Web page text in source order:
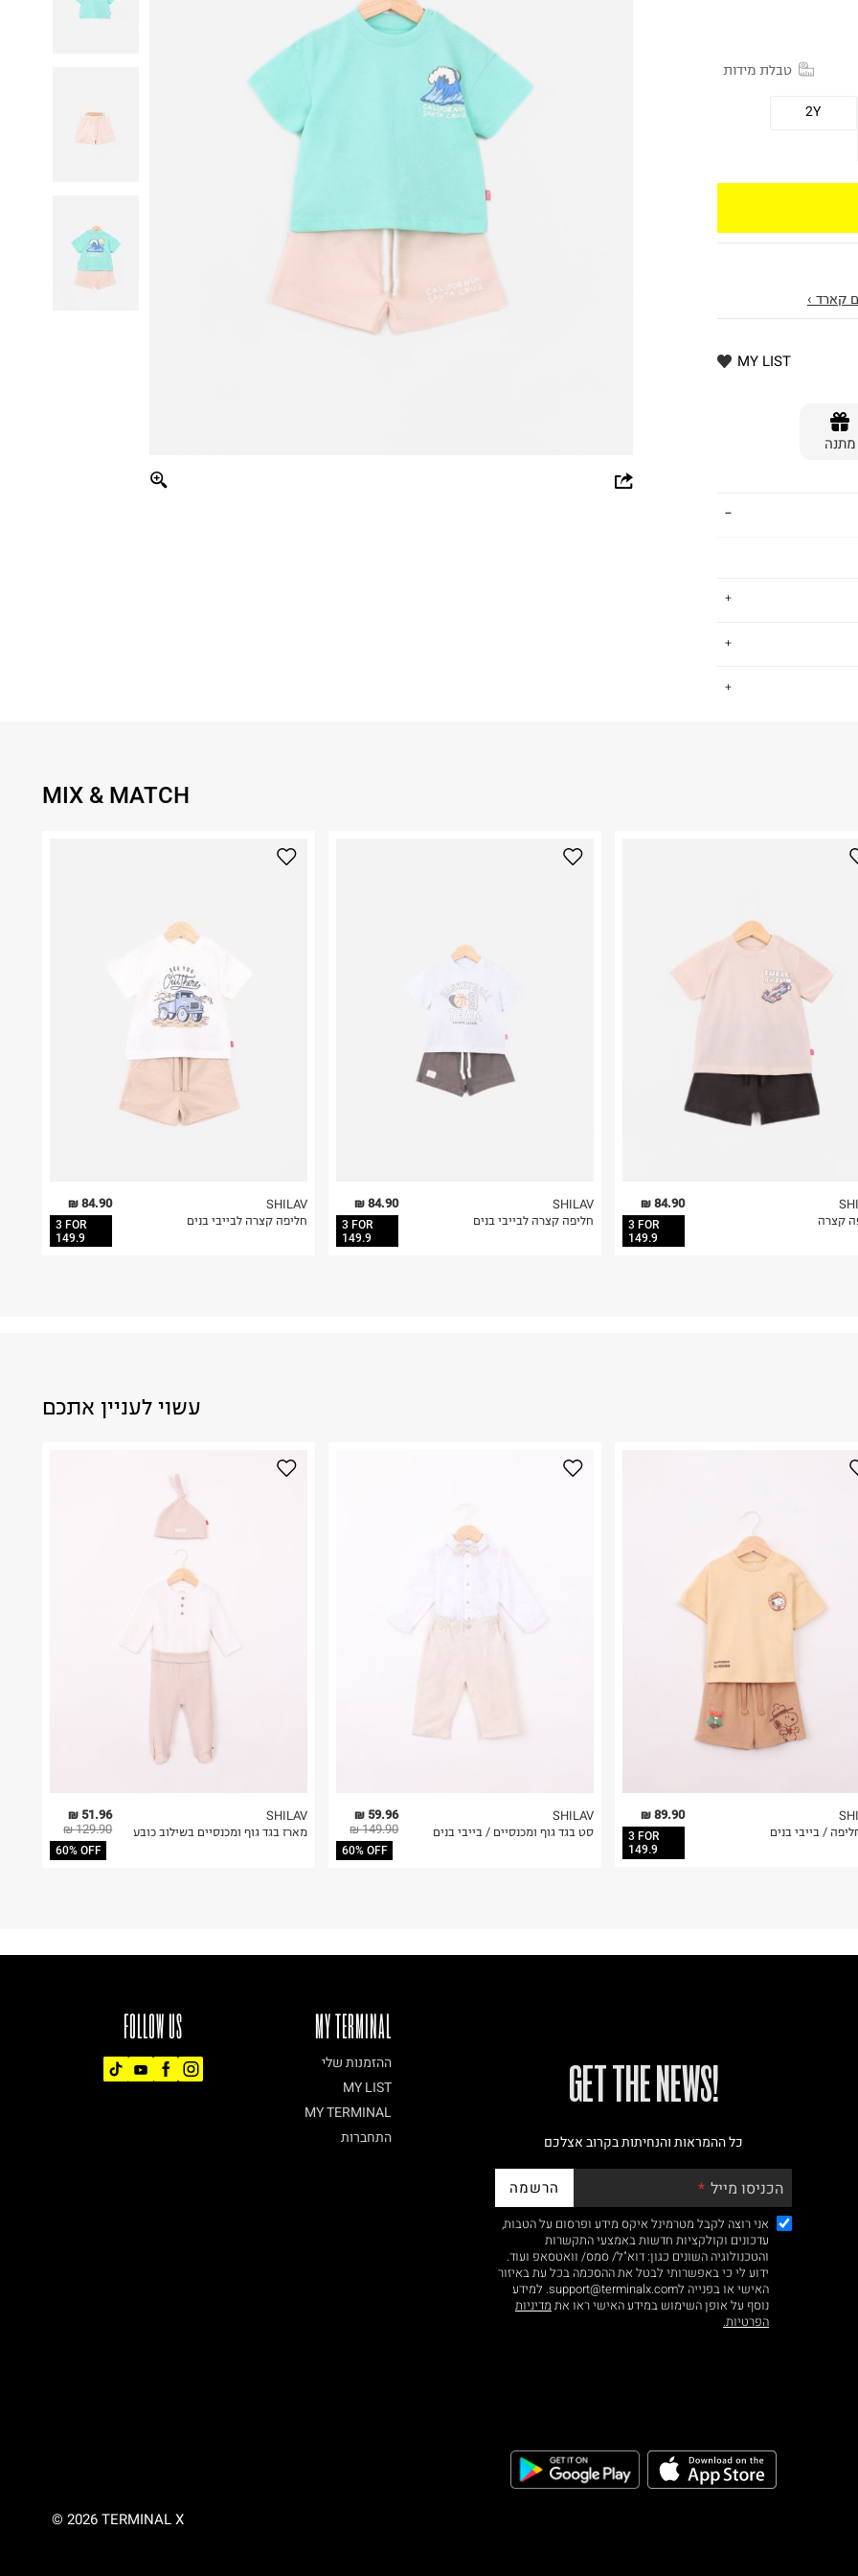
טבלת מידות
2Y
קארד ›
MY LIST
מתנה
על גבי החבילה
באתר בלבד
בלבד. לא ניתן
MIX & MATCH
84.90 ₪
3 FOR
149.9
SHILAV
חליפה קצרה לבייבי בנים
84.90 ₪
3 FOR
149.9
SHILAV
חליפה קצרה לבייבי בנים
84.90 ₪
3 FOR
149.9
קצרה
עשוי לעניין אתכם
51.96 ₪
129.90 ₪
60% OFF
SHILAV
מארז בגד גוף ומכנסיים בשילוב כובע
59.96 ₪
149.90 ₪
60% OFF
SHILAV
סט בגד גוף ומכנסיים / בייבי בנים
89.90 ₪
3 FOR
149.9
/ בייבי בנים
FOLLOW US MY TERMINAL
ההזמנות שלי
MY LIST
MY TERMINAL
התחברות
!GET THE NEWS
כל ההמראות והנחיתות בקרוב אצלכם
הכניסו מייל הרשמה
אני רוצה לקבל מטרמינל איקס מידע ופרסום על הטבות,
עדכונים וקולקציות חדשות באמצעי התקשרות
והטכנולוגיה השונים כגון: דוא"ל/ סמס/ וואטסאפ ועוד.
ידוע לי כי באפשרותי לבטל את ההסכמה בכל עת באיזור
האישי או בפנייה לsupport@terminalx.com. למידע
נוסף על אופן השימוש במידע האישי ראו את מדיניות
הפרטיות.
© 2026 TERMINAL X